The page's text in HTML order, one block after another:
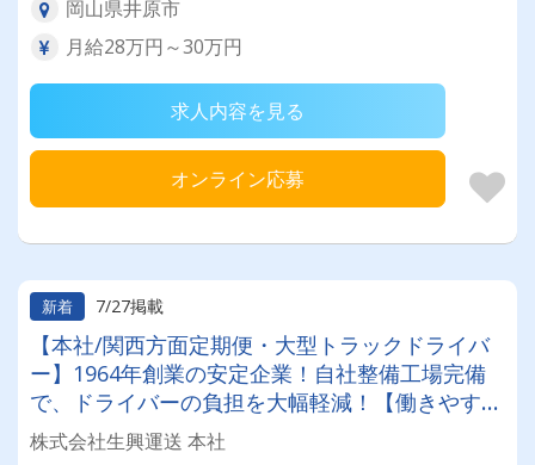
岡山県井原市
月給28万円～30万円
求人内容を見る
オンライン応募
新着 7/27掲載
【本社/関西方面定期便・大型トラックドライバ
ー】1964年創業の安定企業！自社整備工場完備
で、ドライバーの負担を大幅軽減！【働きやすい
職場制度＆健康経営優良法人認定企業】無理なく
長期的に働ける環境が自慢です◎
株式会社生興運送 本社